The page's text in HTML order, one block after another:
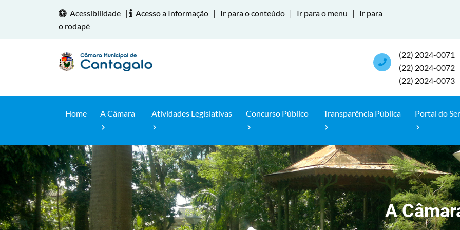
Acessibilidade | Acesso a Informação | Ir para o conteúdo | Ir para o menu |
Ir para
o rodapé
(22) 2024-0071
(22) 2024-0072
(22) 2024-0073
Home A Câmara Atividades Legislativas Concurso Público Transparência Pública Portal do
A